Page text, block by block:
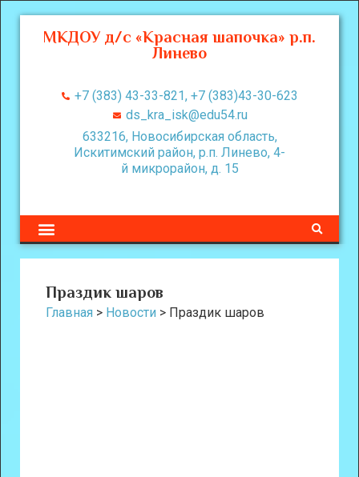
МКДОУ д/с «Красная шапочка» р.п.
Линево
+7 (383) 43-33-821, +7 (383)43-30-623
ds_kra_isk@edu54.ru
633216, Новосибирская область,
Искитимский район, р.п. Линево, 4-
й микрорайон, д. 15
Праздик шаров
Главная > Новости > Праздик шаров